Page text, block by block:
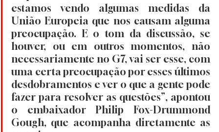
estamos vendo algumas medidas da
União Europeia que nos causam alguma
preocupação. E o tom da discussão, se
houver, ou em outros momentos, não
necessariamente no G7, vai ser esse, com
uma certa preocupação por esses últimos
desdobramentos e ver o que a gente pode
fazer para resolver as questões”, apontou
o embaixador Philip Fox-Drummond
Gough, que acompanha diretamente as